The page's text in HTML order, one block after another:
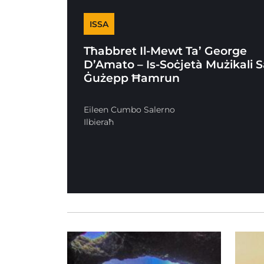
ISSA
Tħabbret Il-Mewt Ta’ George
D’Amato – Is-Soċjetà Mużikali
Ġużepp Ħamrun
Eileen Cumbo Salerno
Ilbieraħ